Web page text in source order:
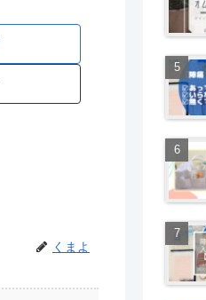
くまよ